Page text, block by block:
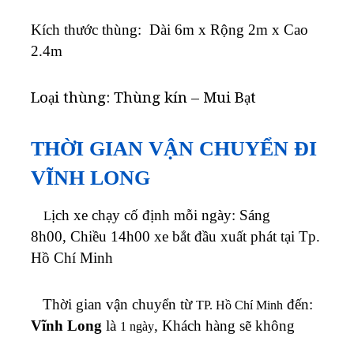
Kích thước thùng: Dài 6m x Rộng 2m x Cao
2.4m
Loại thùng: Thùng kín – Mui Bạt
THỜI GIAN VẬN CHUYỂN ĐI
VĨNH LONG
Lịch xe chạy cố định mỗi ngày: Sáng
8h00, Chiều 14h00 xe bắt đầu xuất phát tại Tp.
Hồ Chí Minh
Thời gian vận chuyển từ TP. Hồ Chí Minh đến:
Vĩnh Long là 1 ngày, Khách hàng sẽ không